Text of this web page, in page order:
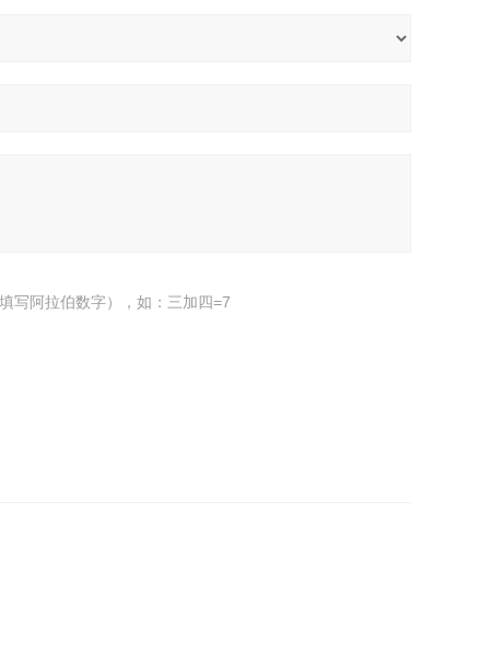
写阿拉伯数字），如：三加四=7